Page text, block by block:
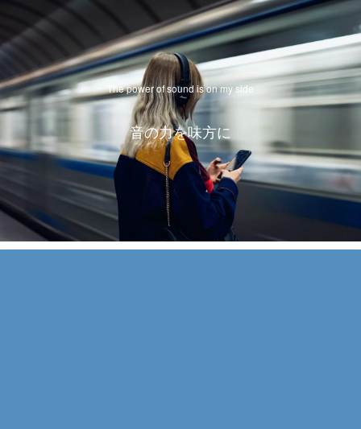
The power of sound is on my side
音の力を味方に